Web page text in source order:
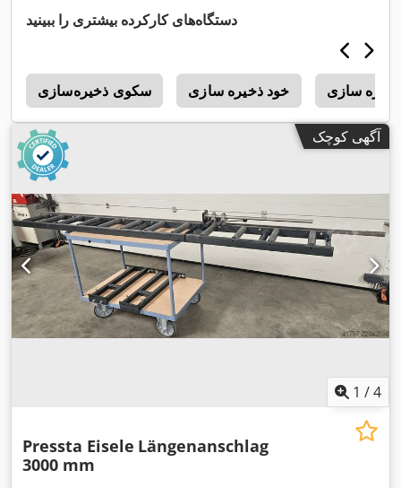
دستگاه‌های کارکرده بیشتری را ببینید
سکوی ذخیره‌سازی خود ذخیره سازی ذخیره سازی
آگهی کوچک
1 /4
Pressta Eisele Längenanschlag
3000 mm